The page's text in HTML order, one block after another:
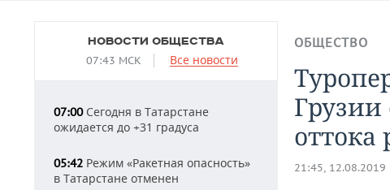
НОВОСТИ ОБЩЕСТВА
07:43 МСК Все новости
07:00Сегодня в Татарстане
ожидается до +31 градуса
05:42 Режим «Ракетная опасность»
в Татарстане отменен
ОБЩЕСТВО
оттока
21:45, 12.08.2019